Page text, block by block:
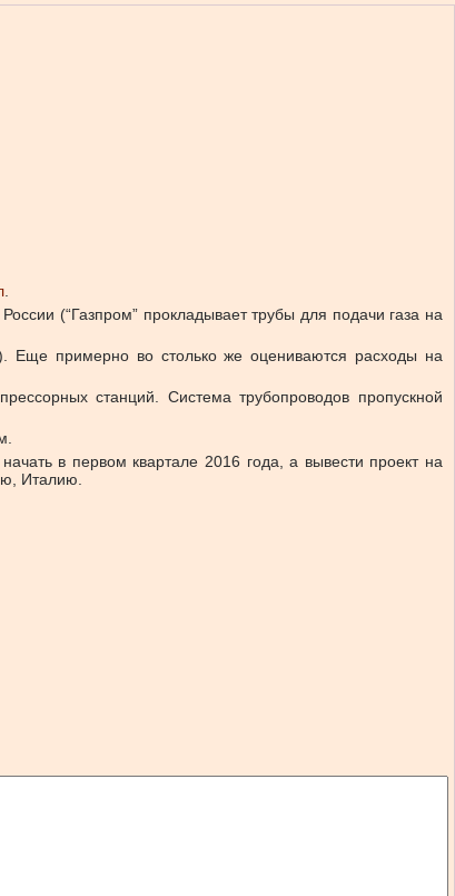
(“Газпром” прокладывает трубы для подачи газа на
Еще примерно во столько же оцениваются расходы на
станций. Система трубопроводов пропускной
в первом квартале 2016 года, а вывести проект на
Италию.